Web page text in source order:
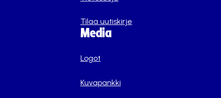
Tilaa uutiskirje
Media
Logot
Kuvapankki